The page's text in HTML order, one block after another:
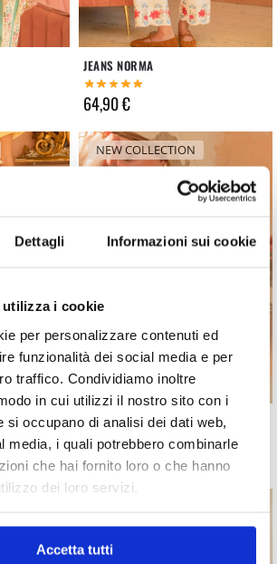
Dettagli Informazioni sui cookie
i cookie
per personalizzare contenuti ed
funzionalità dei social media e per
traffico. Condividiamo inoltre
in cui utilizzi il nostro sito con i
si occupano di analisi dei dati web,
media, i quali potrebbero combinarle
che hai fornito loro o che hanno
dei loro servizi.
Accetta tutti
JEANS NORMA
64,90€
NEW COLLECTION
FOULARD SANTORINI
15,90€